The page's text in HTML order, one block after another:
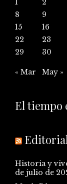
1
2
8
9
15
16
22
23
29
30
« Mar May »
El tiempo
Historia y
de julio de